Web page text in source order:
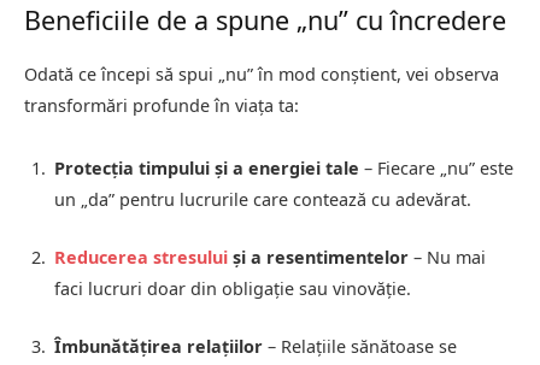
Beneficiile de a spune „nu” cu încredere
Odată ce începi să spui „nu” în mod conștient, vei observa
transformări profunde în viața ta:
Protecția timpului și a energiei tale – Fiecare „nu” este
un „da” pentru lucrurile care contează cu adevărat.
Reducerea stresului și a resentimentelor – Nu mai
faci lucruri doar din obligație sau vinovăție.
Îmbunătățirea relațiilor – Relațiile sănătoase se